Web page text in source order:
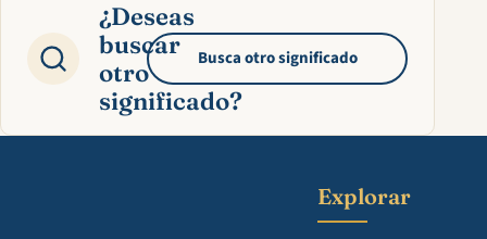
¿Deseas
buscar
otro
significado?
Busca otro significado
Explorar